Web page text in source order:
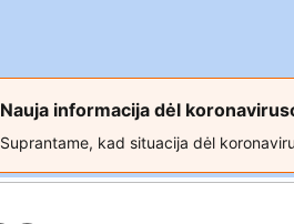
Nauja informacija dėl
Suprantame, kad situacija dėl